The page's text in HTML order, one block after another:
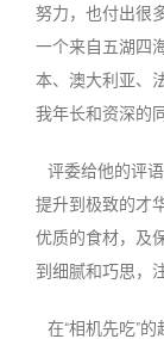
努力，也付出很
一个来自五湖四
本、澳大利亚、
我年长和资深的
评委给他的评
提升到极致的才
优质的食材，及
到细腻和巧思，
在“相机先吃”